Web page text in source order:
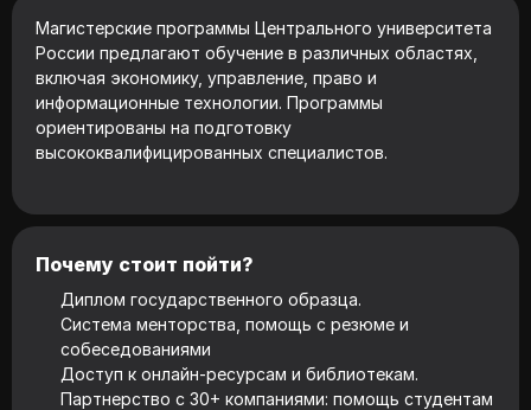
Магистерские программы Центрального университета
России предлагают обучение в различных областях,
включая экономику, управление, право и
информационные технологии. Программы
ориентированы на подготовку
высококвалифицированных специалистов.
Почему стоит пойти?
Диплом государственного образца.
Система менторства, помощь с резюме и
собеседованиями
Доступ к онлайн-ресурсам и библиотекам.
Партнерство с 30+ компаниями: помощь студентам